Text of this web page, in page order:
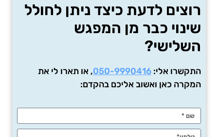
רוצים לדעת כיצד ניתן לחולל
שינוי כבר מן המפגש
השלישי?
התקשרו אלי: 050-9990416, או תארו לי את
המקרה כאן ואשוב אליכם בהקדם: